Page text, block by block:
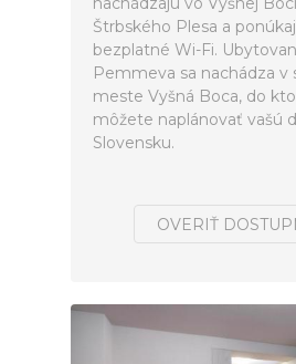
Štrbského Plesa a
bezplatné Wi-Fi.
Pemmeva sa nachádza v
meste Vyšná Boca, do
môžete naplánovať vašú
Slovensku.
OVERIŤ